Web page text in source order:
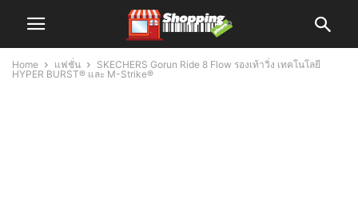
Home แฟชั่น
SKECHERS Gorun Ride 8 Flow รองเท้าวิ่ง เทคโนโลยี
HYPER BURST® และ M-Strike®